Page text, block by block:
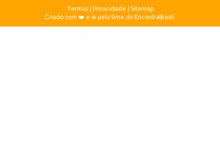
Termos| Privacidade
Sitemap
Criado com ❤️ e ☕ pelo time do EncontraBrasil